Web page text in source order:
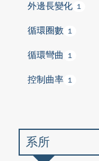
外邊長變化 1
循環圈數 1
循環彎曲 1
控制曲率 1
系所